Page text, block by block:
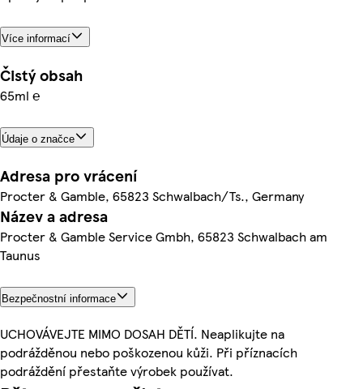
Více informací
Čistý obsah
65ml ℮
Údaje o značce
Adresa pro vrácení
Procter & Gamble, 65823 Schwalbach/Ts., Germany
Název a adresa
Procter & Gamble Service Gmbh, 65823 Schwalbach am
Taunus
Bezpečnostní informace
UCHOVÁVEJTE MIMO DOSAH DĚTÍ. Neaplikujte na
podrážděnou nebo poškozenou kůži. Při příznacích
podráždění přestaňte výrobek používat.